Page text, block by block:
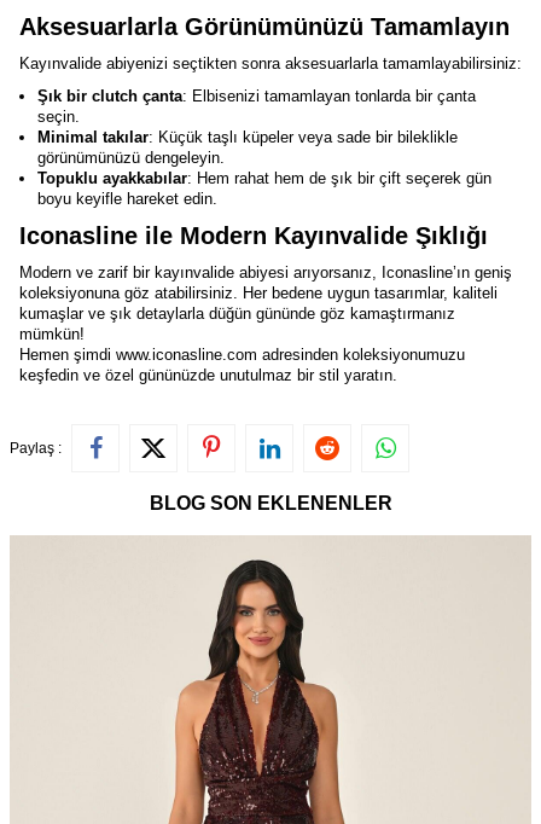
Aksesuarlarla Görünümünüzü Tamamlayın
Kayınvalide abiyenizi seçtikten sonra aksesuarlarla tamamlayabilirsiniz:
Şık bir clutch çanta: Elbisenizi tamamlayan tonlarda bir çanta
seçin.
Minimal takılar: Küçük taşlı küpeler veya sade bir bileklikle
görünümünüzü dengeleyin.
Topuklu ayakkabılar: Hem rahat hem de şık bir çift seçerek gün
boyu keyifle hareket edin.
Iconasline ile Modern Kayınvalide Şıklığı
Modern ve zarif bir kayınvalide abiyesi arıyorsanız, Iconasline’ın geniş
koleksiyonuna göz atabilirsiniz. Her bedene uygun tasarımlar, kaliteli
kumaşlar ve şık detaylarla düğün gününde göz kamaştırmanız
mümkün!
Hemen şimdi www.iconasline.com adresinden koleksiyonumuzu
keşfedin ve özel gününüzde unutulmaz bir stil yaratın.
Paylaş :
BLOG SON EKLENENLER